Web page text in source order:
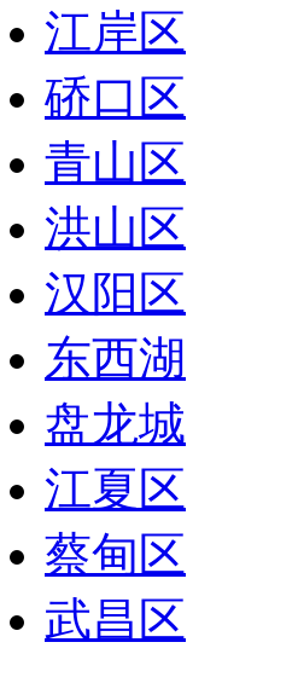
江岸区
硚口区
青山区
洪山区
汉阳区
东西湖
盘龙城
江夏区
蔡甸区
武昌区